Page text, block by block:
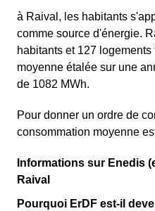
à Raival, les habitants
comme source d'énergie.
habitants et 127
moyenne étalée sur une
de 1082 MWh.
Pour donner un ordre de
consommation moyenne
Informations sur Enedis
Raival
Pourquoi ErDF est-il